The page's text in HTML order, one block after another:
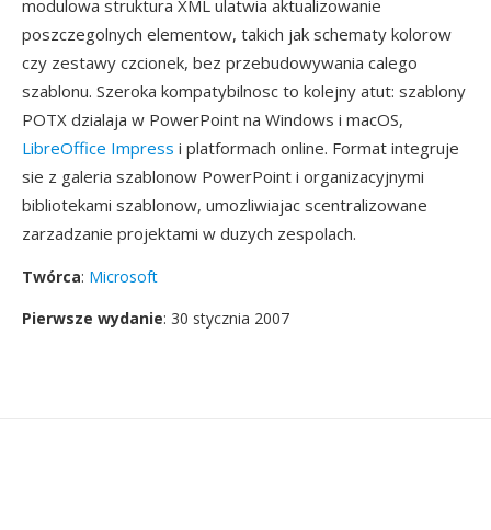
modulowa struktura XML ulatwia aktualizowanie
poszczegolnych elementow, takich jak schematy kolorow
czy zestawy czcionek, bez przebudowywania calego
szablonu. Szeroka kompatybilnosc to kolejny atut: szablony
POTX dzialaja w PowerPoint na Windows i macOS,
LibreOffice Impress i platformach online. Format integruje
sie z galeria szablonow PowerPoint i organizacyjnymi
bibliotekami szablonow, umozliwiajac scentralizowane
zarzadzanie projektami w duzych zespolach.
Twórca: Microsoft
Pierwsze wydanie: 30 stycznia 2007